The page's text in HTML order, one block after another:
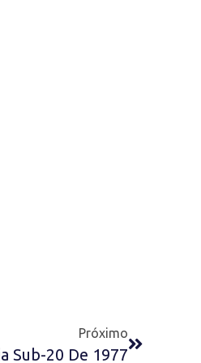
Próximo
Sub-20 De 1977